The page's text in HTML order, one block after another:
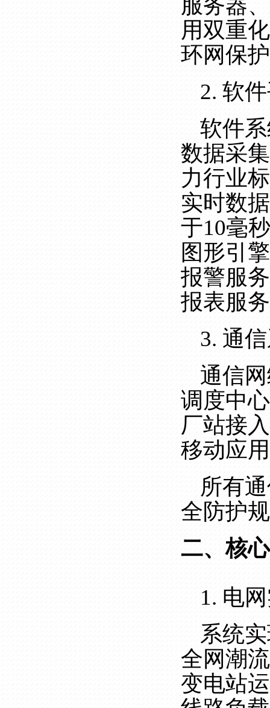
服务器
用双重
环网保
2. 软
软件
数据采
力行业
实时数
于10毫秒
图形引
报警服
报表服
3. 通
通信
调度中
厂站接
移动应
所有
全防护
二、核
1. 电
系统
全网潮
变电站